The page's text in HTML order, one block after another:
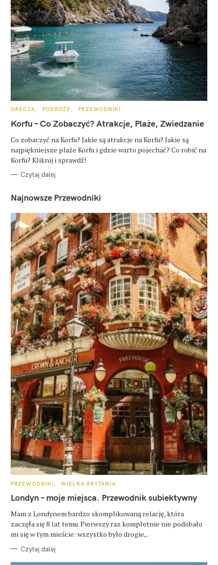
K
T
E
O
R
I
GRECJA PODRÓŻE PRZEWODNIKI
Korfu – Co Zobaczyć? Atrakcje, Plaże, Zwiedzanie
Co zobaczyć na Korfu? Jakie są atrakcje na Korfu? Jakie są
najpiękniejsze plaże Korfu i gdzie warto pojechać? Co robić na
Korfu? Kliknij i sprawdź!
Czytaj dalej
Najnowsze Przewodniki
K
T
E
O
R
I
PRZEWODNIKI WIELKA BRYTANIA
Londyn – moje miejsca. Przewodnik subiektywny
Mam z Londynem bardzo skomplikowaną relację, która
zaczęła się 8 lat temu. Pierwszy raz kompletnie nie podobało
mi się w tym mieście: wszystko było drogie,..
Czytaj dalej